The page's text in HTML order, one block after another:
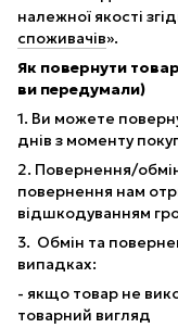
належної якості
споживачів».
Як повернути
ви передумали)
1. Ви можете
днів з моменту
2. Повернення/
повернення нам
відшкодуванням
3. Обмін та
випадках:
- якщо товар не
товарний вигляд